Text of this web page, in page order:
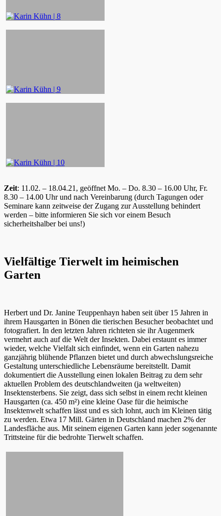
Zeit: 11.02. – 18.04.21, geöffnet Mo. – Do. 8.30 – 16.00 Uhr, Fr.
8.30 – 14.00 Uhr und nach Vereinbarung (durch Tagungen oder
Seminare kann zeitweise der Zugang zur Ausstellung behindert
werden – bitte informieren Sie sich vor einem Besuch
sicherheitshalber bei uns!)
Vielfältige Tierwelt im heimischen
Garten
Herbert und Dr. Janine Teuppenhayn haben seit über 15 Jahren in
ihrem Hausgarten in Bönen die tierischen Besucher beobachtet und
fotografiert. In den letzten Jahren richteten sie ihr Augenmerk
vermehrt auch auf die Welt der Insekten. Dabei erstaunt es immer
wieder, welche Vielfalt sich einfindet, wenn ein Garten nahezu
ganzjährig blühende Pflanzen bietet und durch abwechslungsreiche
Gestaltung unterschiedliche Lebensräume bereitstellt. Damit
dokumentiert die Ausstellung einen lokalen Beitrag zu dem sehr
aktuellen Problem des deutschlandweiten (ja weltweiten)
Insektensterbens. Sie zeigt, dass sich selbst in einem recht kleinen
Hausgarten (ca. 450 m²) eine kleine Oase für die heimische
Insektenwelt schaffen lässt und es sich lohnt, auch im Kleinen tätig
zu werden. Etwa 17 Mill. Gärten in Deutschland machen 2% der
Landesfläche aus. Mit seinem eigenen Garten kann jeder sogenannte
Trittsteine für die bedrohte Tierwelt schaffen.